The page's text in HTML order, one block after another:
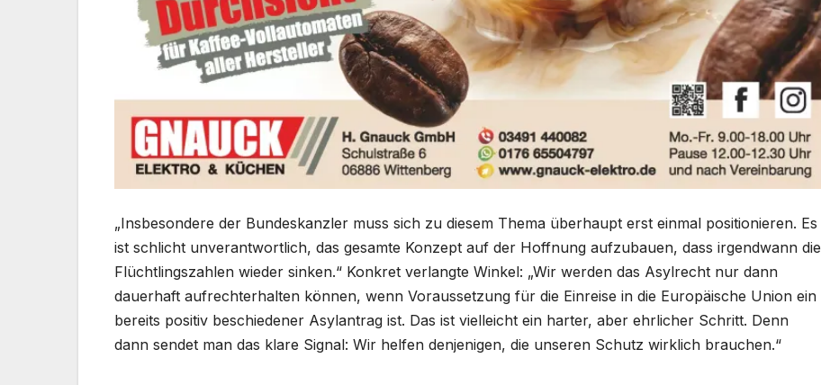
„Insbesondere der Bundeskanzler muss sich zu diesem Thema überhaupt erst einmal positionieren. Es
ist schlicht unverantwortlich, das gesamte Konzept auf der Hoffnung aufzubauen, dass irgendwann die
Flüchtlingszahlen wieder sinken.“ Konkret verlangte Winkel: „Wir werden das Asylrecht nur dann
dauerhaft aufrechterhalten können, wenn Voraussetzung für die Einreise in die Europäische Union ein
bereits positiv beschiedener Asylantrag ist. Das ist vielleicht ein harter, aber ehrlicher Schritt. Denn
dann sendet man das klare Signal: Wir helfen denjenigen, die unseren Schutz wirklich brauchen.“